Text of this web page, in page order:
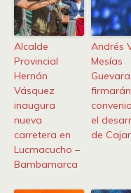
Alcalde
Provincial
Hernán
Vásquez
inaugura
nueva
carretera en
Lucmacucho –
Bambamarca
Andrés
Mesías
Guevara
firmarán
el
de